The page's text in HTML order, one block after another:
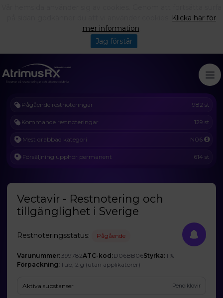
Pågående restnoteringar 982 st
Kommande restnoteringar 129 st
Mest drabbad kategori N06
Försäljning upphör permanent 614 st
Vectavir - Restnotering och
tillgänglighet i Sverige
Restnoteringsstatus: Pågående
Varunummer:399782ATC-kod:D06BB06Styrka:1 %
Förpackning:Tub, 2 g (utan applikatorer)
Aktiva substanser Penciklovir
Klicka här för
mer information
Jag förstår